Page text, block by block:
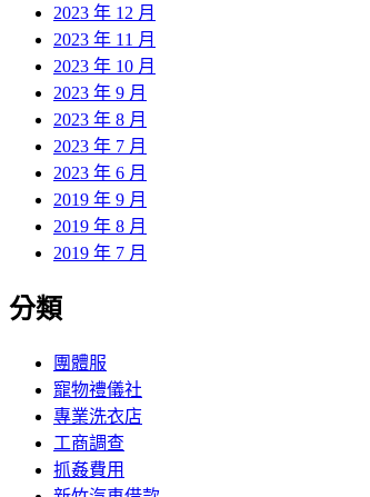
2023 年 12 月
2023 年 11 月
2023 年 10 月
2023 年 9 月
2023 年 8 月
2023 年 7 月
2023 年 6 月
2019 年 9 月
2019 年 8 月
2019 年 7 月
分類
團體服
寵物禮儀社
專業洗衣店
工商調查
抓姦費用